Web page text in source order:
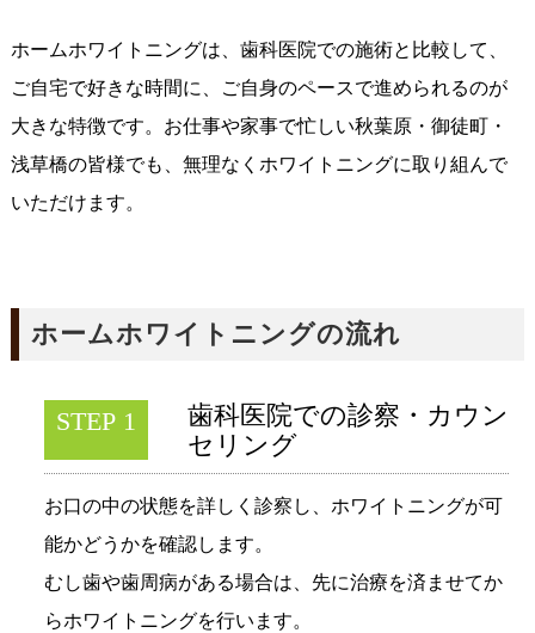
ホームホワイトニングは、歯科医院での施術と比較して、
ご自宅で好きな時間に、ご自身のペースで進められるのが
大きな特徴です。お仕事や家事で忙しい秋葉原・御徒町・
浅草橋の皆様でも、無理なくホワイトニングに取り組んで
いただけます。
ホームホワイトニングの流れ
STEP 1
歯科医院での診察・カウン
セリング
お口の中の状態を詳しく診察し、ホワイトニングが可
能かどうかを確認します。
むし歯や歯周病がある場合は、先に治療を済ませてか
らホワイトニングを行います。